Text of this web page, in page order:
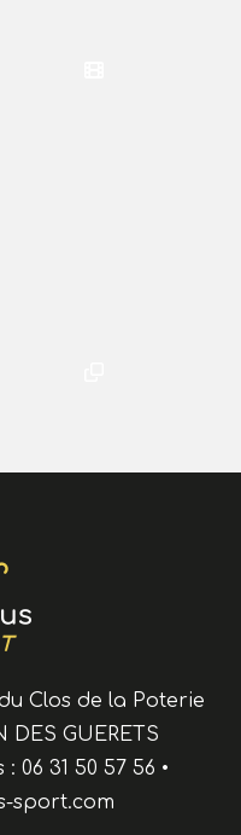
Clos de la Poterie
DES GUERETS
: 06 31 50 57 56 •
sport.com